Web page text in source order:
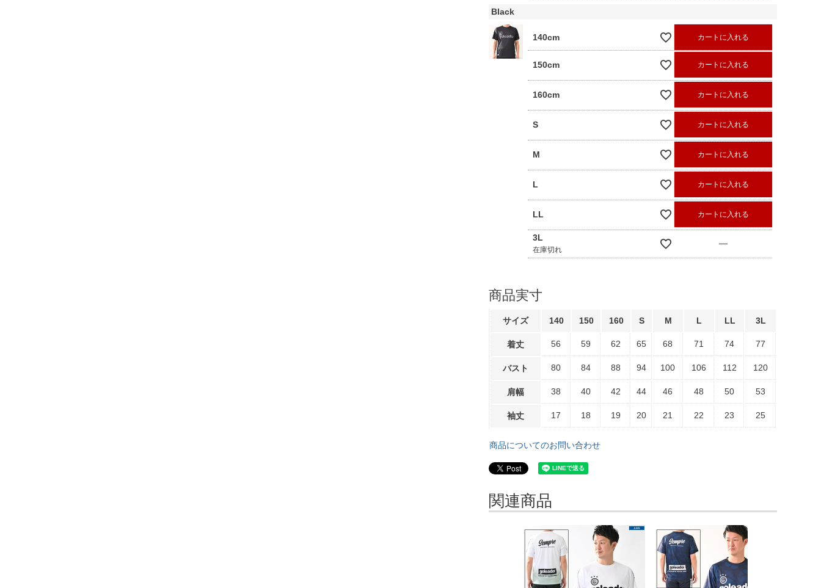
Black
140cm カートに入れる
150cm カートに入れる
160cm カートに入れる
S カートに入れる
M カートに入れる
L カートに入れる
LL カートに入れる
3L
在庫切れ
—
商品実寸
サイズ 140 150 160 S M L LL 3L
着丈 56 59 62 65 68 71 74 77
バスト 80 84 88 94 100 106 112 120
肩幅 38 40 42 44 46 48 50 53
袖丈 17 18 19 20 21 22 23 25
商品についてのお問い合わせ
関連商品